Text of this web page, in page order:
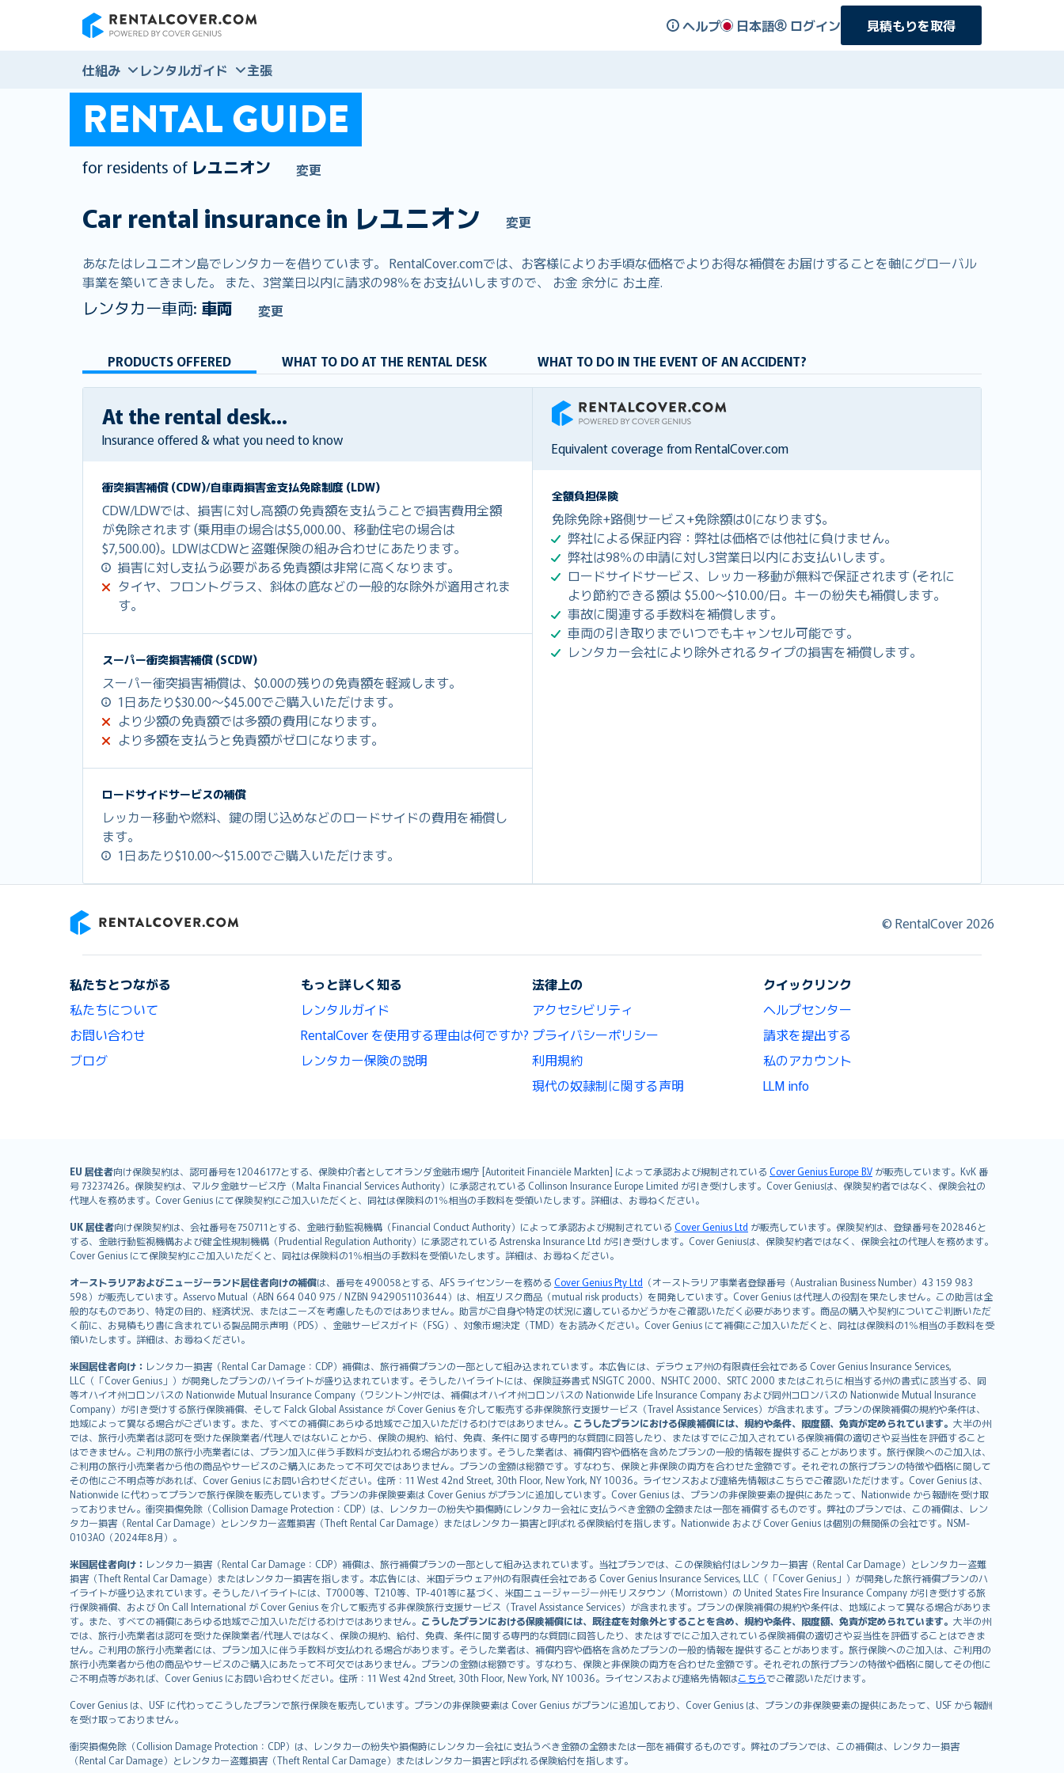
ヘルプ 日本語 ログイン 見積もりを取得
仕組み レンタルガイド 主張
RENTAL GUIDE
for residents of レユニオン 変更
Car rental insurance in レユニオン 変更
あなたはレユニオン島でレンタカーを借りています。 RentalCover.comでは、お客様によりお手頃な価格でよりお得な補償をお届けすることを軸にグローバル
事業を築いてきました。 また、3営業日以内に請求の98％をお支払いしますので、 お金 余分に お土産.
レンタカー車両: 車両 変更
PRODUCTS OFFERED WHAT TO DO AT THE RENTAL DESK WHAT TO DO IN THE EVENT OF AN ACCIDENT?
At the rental desk...
Insurance offered & what you need to know
衝突損害補償 (CDW)/自車両損害金支払免除制度 (LDW)
CDW/LDWでは、損害に対し高額の免責額を支払うことで損害費用全額
が免除されます (乗用車の場合は$5,000.00、移動住宅の場合は
$7,500.00)。LDWはCDWと盗難保険の組み合わせにあたります。
損害に対し支払う必要がある免責額は非常に高くなります。
タイヤ、フロントグラス、斜体の底などの一般的な除外が適用されま
す。
スーパー衝突損害補償 (SCDW)
スーパー衝突損害補償は、$0.00の残りの免責額を軽減します。
1日あたり$30.00～$45.00でご購入いただけます。
より少額の免責額では多額の費用になります。
より多額を支払うと免責額がゼロになります。
ロードサイドサービスの補償
レッカー移動や燃料、鍵の閉じ込めなどのロードサイドの費用を補償し
ます。
1日あたり$10.00～$15.00でご購入いただけます。
RentalCover
Equivalent coverage from RentalCover.com
全額負担保険
免除免除+路側サービス+免除額は0になります$。
弊社による保証内容：弊社は価格では他社に負けません。
弊社は98％の申請に対し3営業日以内にお支払いします。
ロードサイドサービス、レッカー移動が無料で保証されます (それに
より節約できる額は $5.00～$10.00/日。キーの紛失も補償します。
事故に関連する手数料を補償します。
車両の引き取りまでいつでもキャンセル可能です。
レンタカー会社により除外されるタイプの損害を補償します。
© RentalCover 2026
私たちとつながる
私たちについて
お問い合わせ
ブログ
もっと詳しく知る
レンタルガイド
RentalCover を使用する理由は何ですか?
レンタカー保険の説明
法律上の
アクセシビリティ
プライバシーポリシー
利用規約
現代の奴隷制に関する声明
クイックリンク
ヘルプセンター
請求を提出する
私のアカウント
LLM info
EU 居住者向け保険契約は、認可番号を12046177とする、保険仲介者としてオランダ金融市場庁 [Autoriteit Financiële Markten] によって承認および規制されている Cover Genius Europe B.V が販売しています。KvK 番
号 73237426。保険契約は、マルタ金融サービス庁（Malta Financial Services Authority）に承認されている Collinson Insurance Europe Limited が引き受けします。Cover Geniusは、保険契約者ではなく、保険会社の
代理人を務めます。Cover Genius にて保険契約にご加入いただくと、同社は保険料の1％相当の手数料を受領いたします。詳細は、お尋ねください。
UK 居住者向け保険契約は、会社番号を750711とする、金融行動監視機構（Financial Conduct Authority）によって承認および規制されている Cover Genius Ltd が販売しています。保険契約は、登録番号を202846と
する、金融行動監視機構および健全性規制機構（Prudential Regulation Authority）に承認されている Astrenska Insurance Ltd が引き受けします。Cover Geniusは、保険契約者ではなく、保険会社の代理人を務めます。
Cover Genius にて保険契約にご加入いただくと、同社は保険料の1％相当の手数料を受領いたします。詳細は、お尋ねください。
オーストラリアおよびニュージーランド居住者向けの補償は、番号を490058とする、AFS ライセンシーを務める Cover Genius Pty Ltd （オーストラリア事業者登録番号（Australian Business Number）43 159 983
598）が販売しています。Asservo Mutual（ABN 664 040 975 / NZBN 9429051103644）は、相互リスク商品（mutual risk products）を開発しています。Cover Genius は代理人の役割を果たしません。この助言は全
般的なものであり、特定の目的、経済状況、またはニーズを考慮したものではありません。助言がご自身や特定の状況に適しているかどうかをご確認いただく必要があります。商品の購入や契約についてご判断いただ
く前に、お見積もり書に含まれている製品開示声明（PDS）、金融サービスガイド（FSG）、対象市場決定（TMD）をお読みください。Cover Genius にて補償にご加入いただくと、同社は保険料の1％相当の手数料を受
領いたします。詳細は、お尋ねください。
米国居住者向け： レンタカー損害（Rental Car Damage：CDP）補償は、旅行補償プランの一部として組み込まれています。本広告には、デラウェア州の有限責任会社である Cover Genius Insurance Services,
LLC（「Cover Genius」）が開発したプランのハイライトが盛り込まれています。そうしたハイライトには、保険証券書式 NSIGTC 2000、NSHTC 2000、SRTC 2000 またはこれらに相当する州の書式に該当する、同
等オハイオ州コロンバスの Nationwide Mutual Insurance Company（ワシントン州では、補償はオハイオ州コロンバスの Nationwide Life Insurance Company および同州コロンバスの Nationwide Mutual Insurance
Company）が引き受けする旅行保険補償、そして Falck Global Assistance が Cover Genius を介して販売する非保険旅行支援サービス（Travel Assistance Services）が含まれます。プランの保険補償の規約や条件は、
地域によって異なる場合がございます。また、すべての補償にあらゆる地域でご加入いただけるわけではありません。 こうしたプランにおける保険補償には、規約や条件、限度額、免責が定められています。 大半の州
では、旅行小売業者は認可を受けた保険業者/代理人ではないことから、保険の規約、給付、免責、条件に関する専門的な質問に回答したり、またはすでにご加入されている保険補償の適切さや妥当性を評価すること
はできません。ご利用の旅行小売業者には、プラン加入に伴う手数料が支払われる場合があります。そうした業者は、補償内容や価格を含めたプランの一般的情報を提供することがあります。旅行保険へのご加入は、
ご利用の旅行小売業者から他の商品やサービスのご購入にあたって不可欠ではありません。プランの金額は総額です。すなわち、保険と非保険の両方を合わせた金額です。それぞれの旅行プランの特徴や価格に関して
その他にご不明点等があれば、Cover Genius にお問い合わせください。住所：11 West 42nd Street, 30th Floor, New York, NY 10036。ライセンスおよび連絡先情報はこちらでご確認いただけます。Cover Genius は、
Nationwide に代わってプランで旅行保険を販売しています。プランの非保険要素は Cover Genius がプランに追加しています。Cover Genius は、プランの非保険要素の提供にあたって、Nationwide から報酬を受け取
っておりません。衝突損傷免除（Collision Damage Protection：CDP）は、レンタカーの紛失や損傷時にレンタカー会社に支払うべき金額の全額または一部を補償するものです。弊社のプランでは、この補償は、レン
タカー損害（Rental Car Damage）とレンタカー盗難損害（Theft Rental Car Damage）またはレンタカー損害と呼ばれる保険給付を指します。Nationwide および Cover Genius は個別の無関係の会社です。NSM-
0103AO（2024年8月）。
米国居住者向け： レンタカー損害（Rental Car Damage：CDP）補償は、旅行補償プランの一部として組み込まれています。当社プランでは、この保険給付はレンタカー損害（Rental Car Damage）とレンタカー盗難
損害（Theft Rental Car Damage）またはレンタカー損害を指します。本広告には、米国デラウェア州の有限責任会社である Cover Genius Insurance Services, LLC（「Cover Genius」）が開発した旅行補償プランのハ
イライトが盛り込まれています。そうしたハイライトには、T7000等、T210等、TP-401等に基づく、米国ニュージャージー州モリスタウン（Morristown）の United States Fire Insurance Company が引き受けする旅
行保険補償、および On Call International が Cover Genius を介して販売する非保険旅行支援サービス（Travel Assistance Services）が含まれます。プランの保険補償の規約や条件は、地域によって異なる場合がありま
す。また、すべての補償にあらゆる地域でご加入いただけるわけではありません。 こうしたプランにおける保険補償には、既往症を対象外とすることを含め、規約や条件、限度額、免責が定められています。 大半の州
では、旅行小売業者は認可を受けた保険業者/代理人ではなく、保険の規約、給付、免責、条件に関する専門的な質問に回答したり、またはすでにご加入されている保険補償の適切さや妥当性を評価することはできま
せん。ご利用の旅行小売業者には、プラン加入に伴う手数料が支払われる場合があります。そうした業者は、補償内容や価格を含めたプランの一般的情報を提供することがあります。旅行保険へのご加入は、ご利用の
旅行小売業者から他の商品やサービスのご購入にあたって不可欠ではありません。プランの金額は総額です。すなわち、保険と非保険の両方を合わせた金額です。それぞれの旅行プランの特徴や価格に関してその他に
ご不明点等があれば、Cover Genius にお問い合わせください。住所：11 West 42nd Street, 30th Floor, New York, NY 10036。ライセンスおよび連絡先情報はこちらでご確認いただけます。
Cover Genius は、USF に代わってこうしたプランで旅行保険を販売しています。プランの非保険要素は Cover Genius がプランに追加しており、Cover Genius は、プランの非保険要素の提供にあたって、USF から報酬
を受け取っておりません。
衝突損傷免除（Collision Damage Protection：CDP）は、レンタカーの紛失や損傷時にレンタカー会社に支払うべき金額の全額または一部を補償するものです。弊社のプランでは、この補償は、レンタカー損害
（Rental Car Damage）とレンタカー盗難損害（Theft Rental Car Damage）またはレンタカー損害と呼ばれる保険給付を指します。
English (UK)
English (US)
Deutsch
français
Nederlands
italiano
简体中文
繁體中文
Português
polski
עברית
Português
svenska
日本語
한국어
dansk
norsk
suomi
العربيّة
česky
Русский
ภาษาไทย
български
català
Hrvatski
eesti
Ελληνικά
Magyar
Íslenska
Bahasa Indonesia